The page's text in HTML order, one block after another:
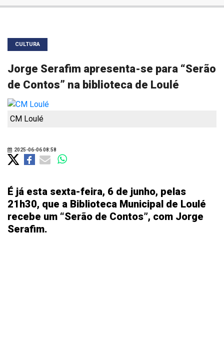
CULTURA
Jorge Serafim apresenta-se para “Serão
de Contos” na biblioteca de Loulé
CM Loulé
2025-06-06 08:58
É já esta sexta-feira, 6 de junho, pelas
21h30, que a Biblioteca Municipal de Loulé
recebe um “Serão de Contos”, com Jorge
Serafim.